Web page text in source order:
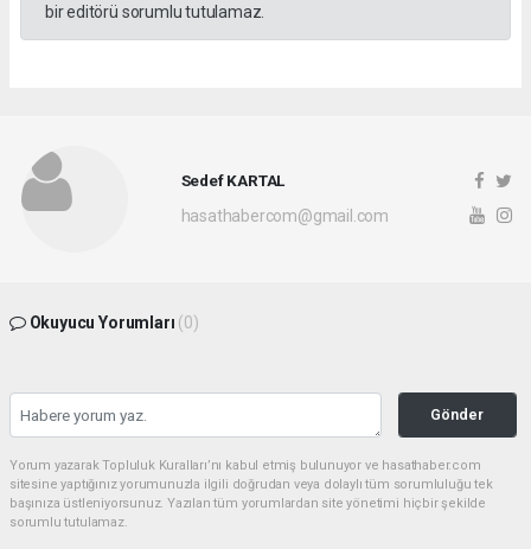
bir editörü sorumlu tutulamaz.
Sedef KARTAL
hasathabercom@gmail.com
Okuyucu Yorumları (0)
Gönder
Yorum yazarak Topluluk Kuralları’nı kabul etmiş bulunuyor ve hasathaber.com
sitesine yaptığınız yorumunuzla ilgili doğrudan veya dolaylı tüm sorumluluğu tek
başınıza üstleniyorsunuz. Yazılan tüm yorumlardan site yönetimi hiçbir şekilde
sorumlu tutulamaz.